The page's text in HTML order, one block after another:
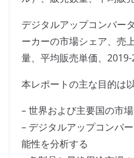
デジタルアップコンバー
ーカーの市場シェア、売
量、平均販売単価、
本レポートの主な目的は
– 世界および主要国の市
– デジタルアップコンバ
能性を分析する